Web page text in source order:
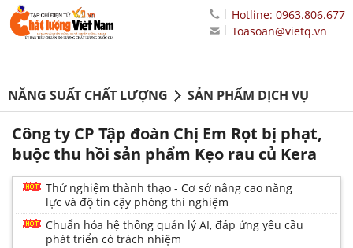
Hotline: 0963.806.677
Toasoan@vietq.vn
NĂNG SUẤT CHẤT LƯỢNG SẢN PHẨM DỊCH VỤ
Công ty CP Tập đoàn Chị Em Rọt bị phạt,
buộc thu hồi sản phẩm Kẹo rau củ Kera
Thử nghiệm thành thạo - Cơ sở nâng cao năng
lực và độ tin cậy phòng thí nghiệm
Chuẩn hóa hệ thống quản lý AI, đáp ứng yêu cầu
phát triển có trách nhiệm